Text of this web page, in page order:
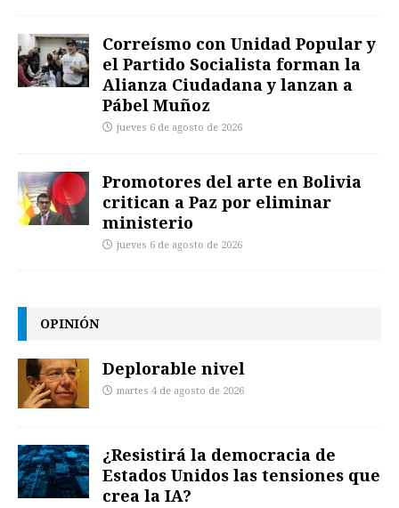
Correísmo con Unidad Popular y
el Partido Socialista forman la
Alianza Ciudadana y lanzan a
Pábel Muñoz
jueves 6 de agosto de 2026
Promotores del arte en Bolivia
critican a Paz por eliminar
ministerio
jueves 6 de agosto de 2026
OPINIÓN
Deplorable nivel
martes 4 de agosto de 2026
¿Resistirá la democracia de
Estados Unidos las tensiones que
crea la IA?